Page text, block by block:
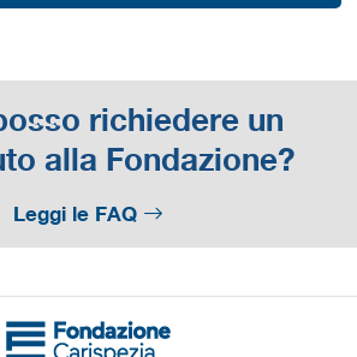
richiedere un
alla Fondazione?
Leggi le FAQ